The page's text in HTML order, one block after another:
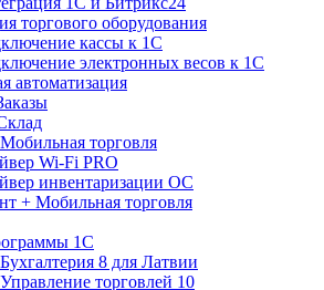
торгового оборудования
кассы к 1С
электронных весов к 1С
автоматизация
торговля
Wi-Fi PRO
инвентаризации ОС
+ Мобильная торговля
1С
8 для Латвии
торговлей 10